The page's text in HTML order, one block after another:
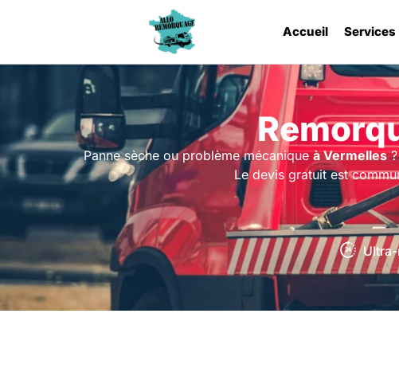
Accueil Services
Panne sèche ou problème mécaniqueà Vermelles
Le devis gratuit est